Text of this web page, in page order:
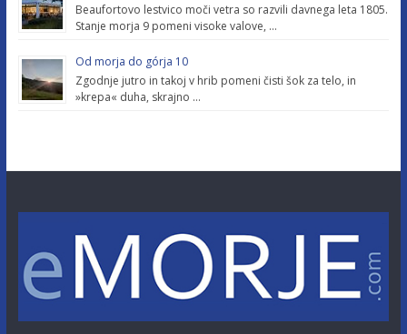
Beaufortovo lestvico moči vetra so razvili davnega leta 1805.
Stanje morja 9 pomeni visoke valove, …
Od morja do górja 10
Zgodnje jutro in takoj v hrib pomeni čisti šok za telo, in
»krepa« duha, skrajno …